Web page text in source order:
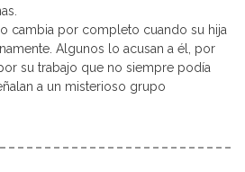
cambia por completo cuando su hija
Algunos lo acusan a él, por
su trabajo que no siempre podía
a un misterioso grupo